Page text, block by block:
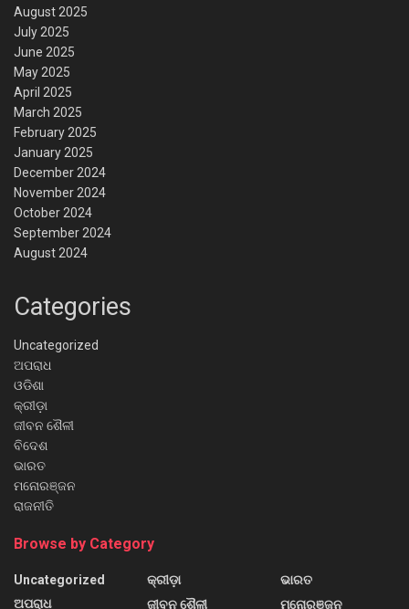
August 2025
July 2025
June 2025
May 2025
April 2025
March 2025
February 2025
January 2025
December 2024
November 2024
October 2024
September 2024
August 2024
Categories
Uncategorized
ଅପରାଧ
ଓଡିଶା
କ୍ରୀଡ଼ା
ଜୀବନ ଶୈଳୀ
ବିଦେଶ
ଭାରତ
ମନୋରଞ୍ଜନ
ରାଜନୀତି
Browse by Category
Uncategorized
ଅପରାଧ
କ୍ରୀଡ଼ା
ଜୀବନ ଶୈଳୀ
ଭାରତ
ମନୋରଞ୍ଜନ